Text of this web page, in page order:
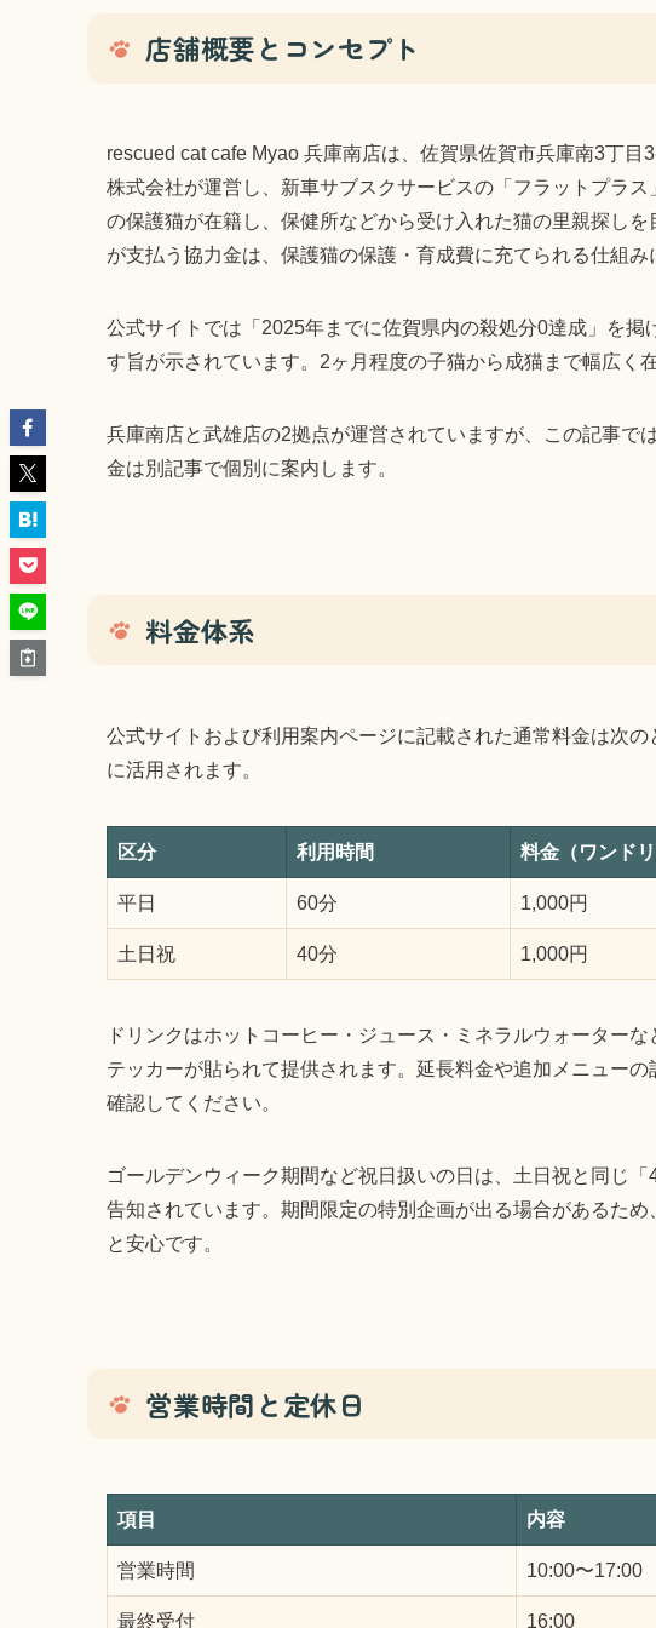
店舗概要とコンセプト
rescued cat cafe Myao 兵庫南店は、佐賀県佐賀市兵庫南3丁
株式会社が運営し、新車サブスクサービスの「フラットプラ
の保護猫が在籍し、保健所などから受け入れた猫の里親探し
が支払う協力金は、保護猫の保護・育成費に充てられる仕組み
公式サイトでは「2025年までに佐賀県内の殺処分0達成」を
す旨が示されています。2ヶ月程度の子猫から成猫まで幅広く
兵庫南店と武雄店の2拠点が運営されていますが、この記事で
金は別記事で個別に案内します。
料金体系
公式サイトおよび利用案内ページに記載された通常料金は次
に活用されます。
区分 利用時間 料金（ワンドリ
平日 60分 1,000円
土日祝 40分 1,000円
ドリンクはホットコーヒー・ジュース・ミネラルウォーター
テッカーが貼られて提供されます。延長料金や追加メニュー
確認してください。
ゴールデンウィーク期間など祝日扱いの日は、土日祝と同じ
告知されています。期間限定の特別企画が出る場合があるた
と安心です。
営業時間と定休日
項目 内容
営業時間 10:00〜17:00
最終受付 16:00